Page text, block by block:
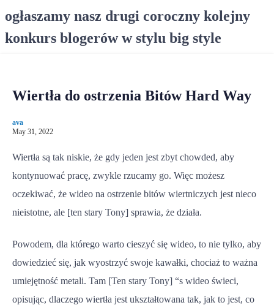
ogłaszamy nasz drugi coroczny kolejny
konkurs blogerów w stylu big style
Wiertła do ostrzenia Bitów Hard Way
ava
May 31, 2022
Wiertła są tak niskie, że gdy jeden jest zbyt chowded, aby
kontynuować pracę, zwykle rzucamy go. Więc możesz
oczekiwać, że wideo na ostrzenie bitów wiertniczych jest nieco
nieistotne, ale [ten stary Tony] sprawia, że ​​działa.
Powodem, dla którego warto cieszyć się wideo, to nie tylko, aby
dowiedzieć się, jak wyostrzyć swoje kawałki, chociaż to ważna
umiejętność metali. Tam [Ten stary Tony] “s wideo świeci,
opisując, dlaczego wiertła jest ukształtowana tak, jak to jest, co